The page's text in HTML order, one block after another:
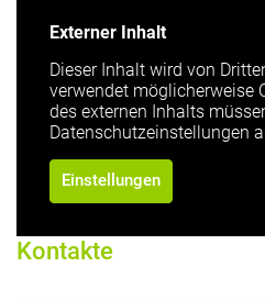
Externer Inhalt
Dieser Inhalt wird von
verwendet möglicherweise
des externen Inhalts
Datenschutzeinstellungen
Einstellungen
Kontakte